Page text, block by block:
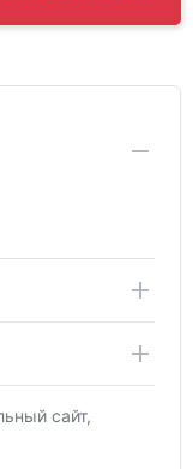
сайт,